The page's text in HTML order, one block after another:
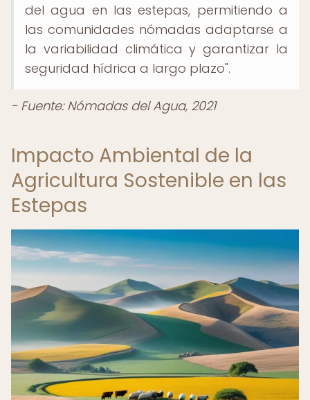
del agua en las estepas, permitiendo a
las comunidades nómadas adaptarse a
la variabilidad climática y garantizar la
seguridad hídrica a largo plazo".
- Fuente: Nómadas del Agua, 2021
Impacto Ambiental de la
Agricultura Sostenible en las
Estepas